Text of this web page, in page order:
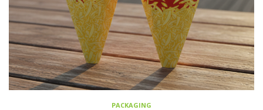
PACKAGING